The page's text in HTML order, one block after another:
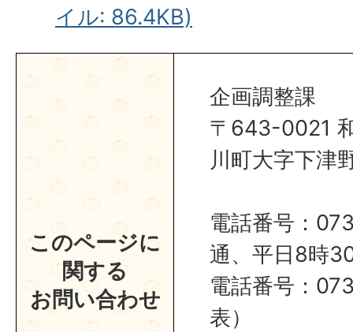
イル: 86.4KB)
このページに
関する
お問い合わせ
企画調整課
〒643-0021
川町大字下津
電話番号：
通、平日8時
電話番号：
表）